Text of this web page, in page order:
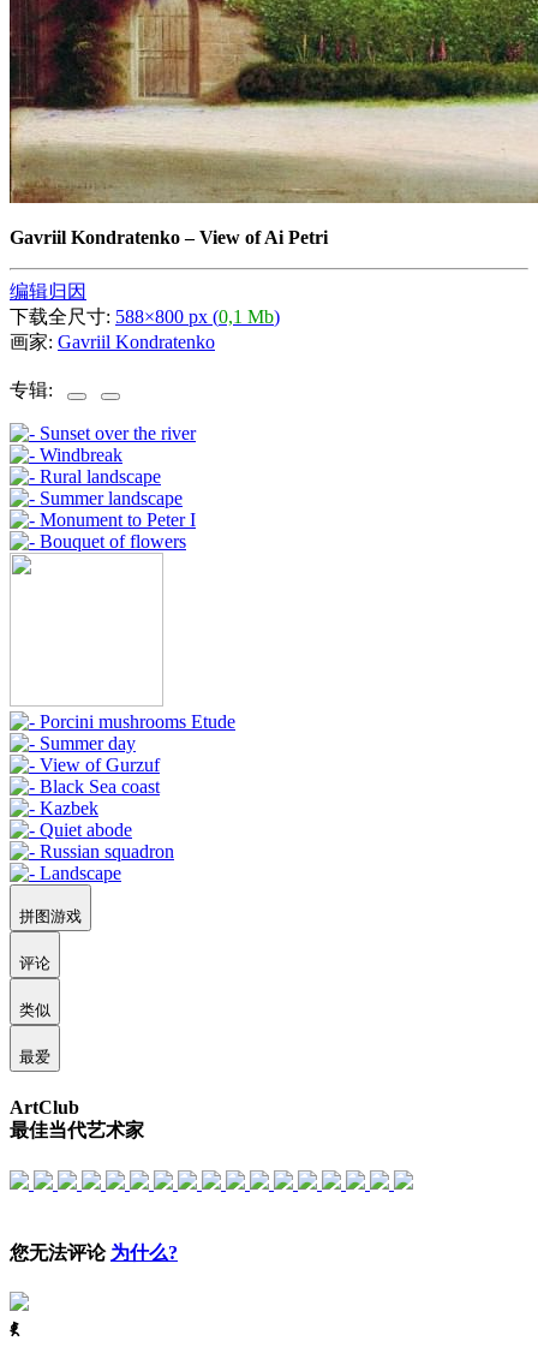
Gavriil Kondratenko–View of Ai Petri
编辑归因
下载全尺寸: 588×800 px (0,1 Mb)
画家: Gavriil Kondratenko
专辑:
拼图游戏
评论
类似
最爱
ArtClub
最佳当代艺术家
您无法评论 为什么?
ꈅ